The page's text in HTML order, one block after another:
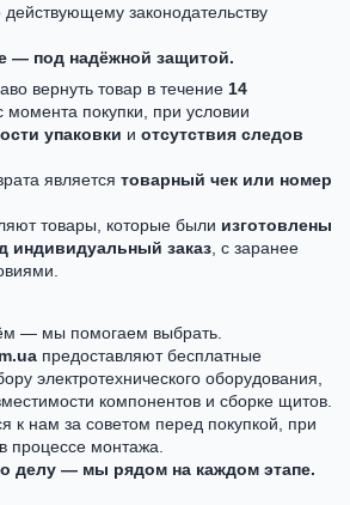
действующему законодательству
— под надёжной защитой.
вернуть товар в течение 14
момента покупки, при условии
упаковки и отсутствия следов
является товарный чек или номер
товары, которые были изготовлены
индивидуальный заказ , с заранее
— мы помогаем выбрать.
предоставляют бесплатные
электротехнического оборудования,
компонентов и сборке щитов.
к нам за советом перед покупкой, при
процессе монтажа.
делу — мы рядом на каждом этапе.